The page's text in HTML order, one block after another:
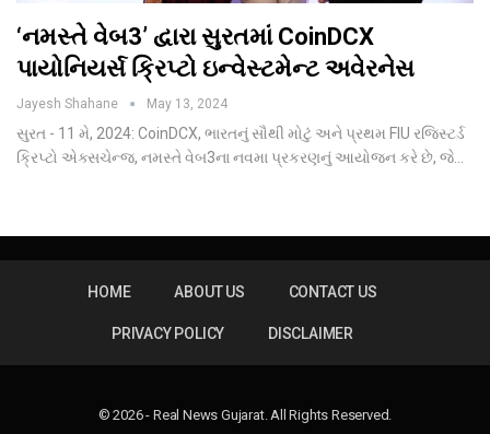
‘નમસ્તે વેબ3’ દ્વારા સુરતમાં CoinDCX
પાયોનિયર્સ ક્રિપ્ટો ઇન્વેસ્ટમેન્ટ અવેરનેસ
Jayesh Shahane May 13, 2024
સુરત - 11 મે, 2024: CoinDCX, ભારતનું સૌથી મોટું અને પ્રથમ FIU રજિસ્ટર્ડ
ક્રિપ્ટો એક્સચેન્જ, નમસ્તે વેબ3ના નવમા પ્રકરણનું આયોજન કરે છે, જે…
HOME ABOUT US CONTACT US
PRIVACY POLICY DISCLAIMER
© 2026 - Real News Gujarat. All Rights Reserved.